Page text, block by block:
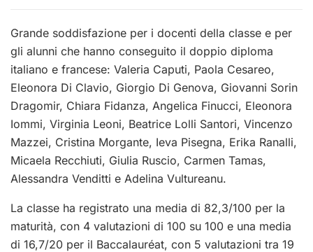
Grande soddisfazione per i docenti della classe e per
gli alunni che hanno conseguito il doppio diploma
italiano e francese: Valeria Caputi, Paola Cesareo,
Eleonora Di Clavio, Giorgio Di Genova, Giovanni Sorin
Dragomir, Chiara Fidanza, Angelica Finucci, Eleonora
Iommi, Virginia Leoni, Beatrice Lolli Santori, Vincenzo
Mazzei, Cristina Morgante, Ieva Pisegna, Erika Ranalli,
Micaela Recchiuti, Giulia Ruscio, Carmen Tamas,
Alessandra Venditti e Adelina Vultureanu.
La classe ha registrato una media di 82,3/100 per la
maturità, con 4 valutazioni di 100 su 100 e una media
di 16,7/20 per il Baccalauréat, con 5 valutazioni tra 19